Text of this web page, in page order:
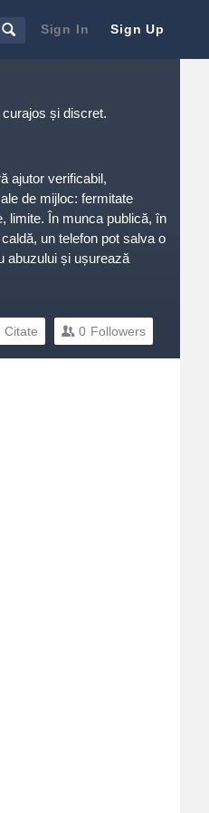
Sign In Sign Up
și discret.
ajutor verificabil,
de mijloc: fermitate
limite. În munca publică, în
un telefon pot salva o
abuzului și ușurează
0 Followers
Citate